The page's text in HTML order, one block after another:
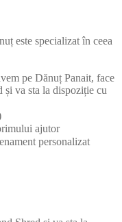
este specializat în ceea
pe Dănuț Panait, face
și va sta la dispoziție cu
ajutor
personalizat